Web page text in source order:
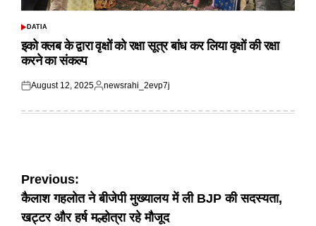
POSTED
DATIA
इको क्लब के द्वारा वृक्षों को रक्षा सूत्र बांध कर लिया वृक्षों की रक्षा
करने का संकल्प
Posted
August 12, 2025
Posted
newsrahi_2evp7j
Post
navigation
Previous:
कैलाश गहलोत ने बीजेपी मुख्यालय में ली BJP की सदस्यता,
खट्टर और हर्ष मल्होत्रा रहे मौजूद